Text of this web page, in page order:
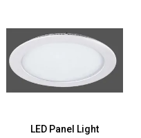
LED Panel Light